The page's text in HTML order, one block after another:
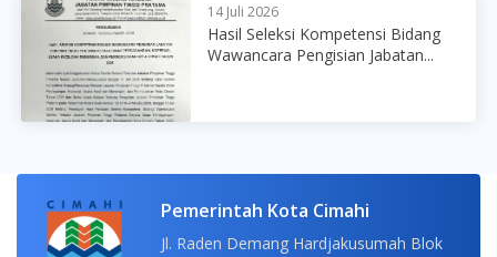
14 Juli 2026
Hasil Seleksi Kompetensi Bidang
Wawancara Pengisian Jabatan...
Pemerintah Kota Cimahi
Jl. Raden Demang Hardjakusumah Blok